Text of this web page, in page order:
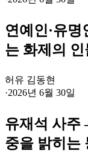
연예인·유
는 화제의 인
허유 김동현
·2026년 6월 30일
유재석 사주
중을 밝히는